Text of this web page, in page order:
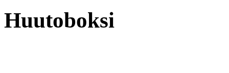
Huutoboksi